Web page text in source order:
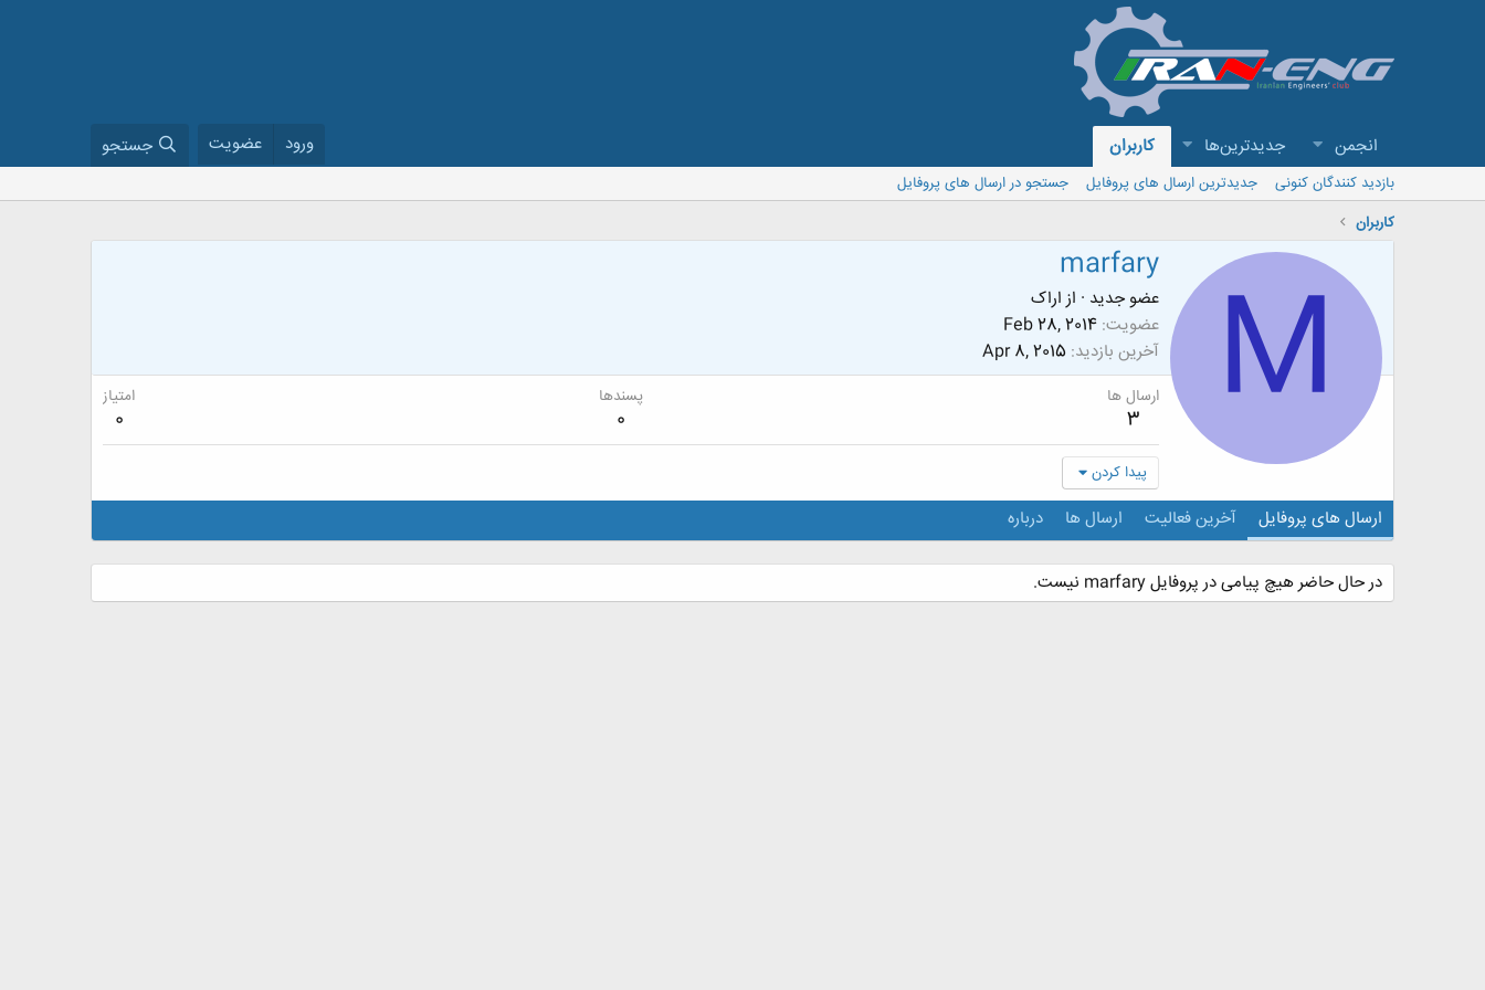
انجمن جدیدترین‌ها کاربران ورود عضویت جستجو
بازدید کنندگان کنونی جدیدترین ارسال های پروفایل
جستجو در ارسال های پروفایل
کاربران
M
marfary
عضو جدید · از اراک
عضویت Feb 28, 2014
آخرین بازدید Apr 8, 2015
ارسال ها
3
پسندها
0
امتیاز
0
پیدا کردن
ارسال های پروفایل آخرین فعالیت ارسال ها درباره
در حال حاضر هیچ پیامی در پروفایل marfary نیست.